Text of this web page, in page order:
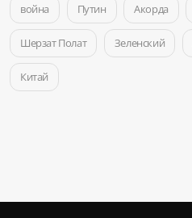
война Путин Акорда
Шерзат Полат Зеленский
Китай